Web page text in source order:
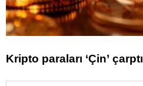
Kripto paraları ‘Çin’ çarptı